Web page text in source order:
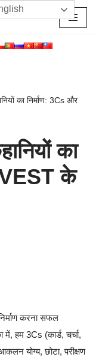
का निर्माण: 3Cs और
का
के
करना सफल
में, हम 3Cs (कार्ड, चर्चा,
योग्य, छोटा, परीक्षण